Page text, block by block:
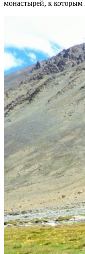
монастырей, к